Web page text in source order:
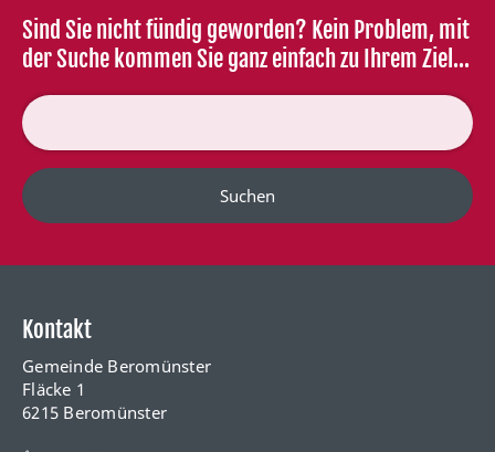
Sind Sie nicht fündig geworden? Kein Problem, mit
der Suche kommen Sie ganz einfach zu Ihrem Ziel...
Suchen
Kontakt
Gemeinde Beromünster
Fläcke 1
6215 Beromünster